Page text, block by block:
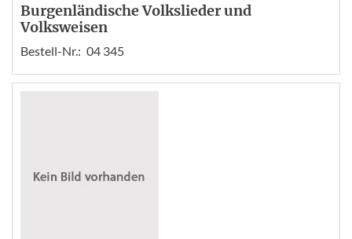
Burgenländische Volkslieder und
Volksweisen
Bestell-Nr.: 04 345